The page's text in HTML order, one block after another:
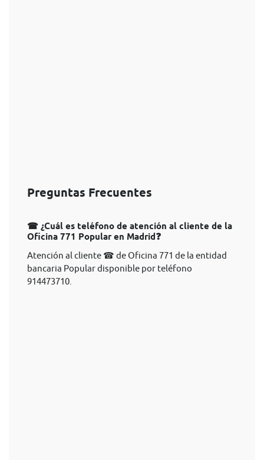
Preguntas Frecuentes
☎ ¿Cuál es teléfono de atención al cliente de la
Oficina 771 Popular en Madrid❓
Atención al cliente ☎ de Oficina 771 de la entidad
bancaria Popular disponible por teléfono
914473710.